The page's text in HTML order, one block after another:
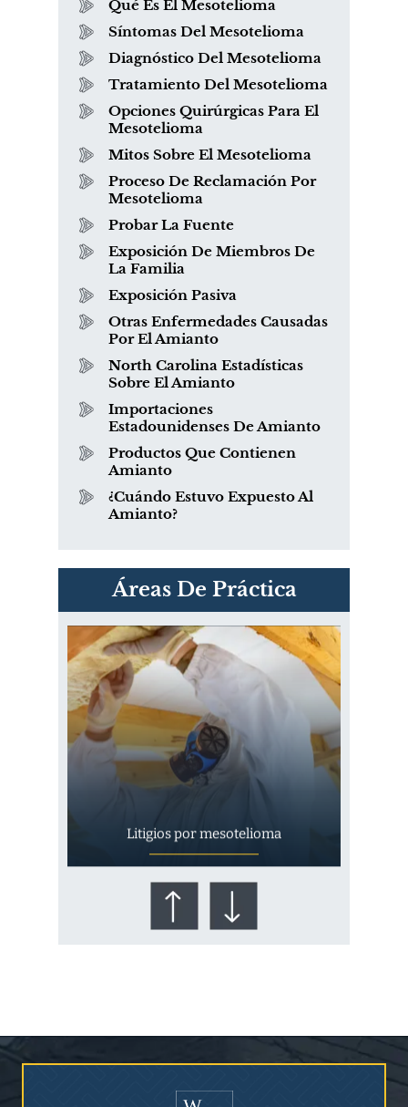
Qué Es El Mesotelioma
Síntomas Del Mesotelioma
Diagnóstico Del Mesotelioma
Tratamiento Del Mesotelioma
Opciones Quirúrgicas Para El
Mesotelioma
Mitos Sobre El Mesotelioma
Proceso De Reclamación Por
Mesotelioma
Probar La Fuente
Exposición De Miembros De
La Familia
Exposición Pasiva
Otras Enfermedades Causadas
Por El Amianto
North Carolina Estadísticas
Sobre El Amianto
Importaciones
Estadounidenses De Amianto
Productos Que Contienen
Amianto
¿Cuándo Estuvo Expuesto Al
Amianto?
Áreas De Práctica
Litigios por mesotelioma
¿Quién corre el riesgo de